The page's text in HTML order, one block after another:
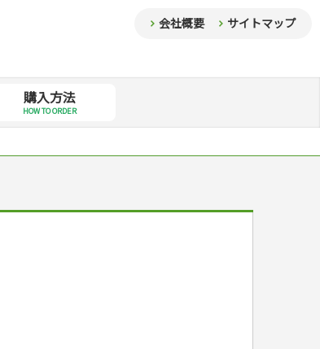
会社概要 サイトマップ
購入方法
HOW TO ORDER